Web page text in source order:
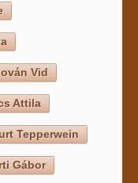
Vid
Attila
Tepperwein
Gábor